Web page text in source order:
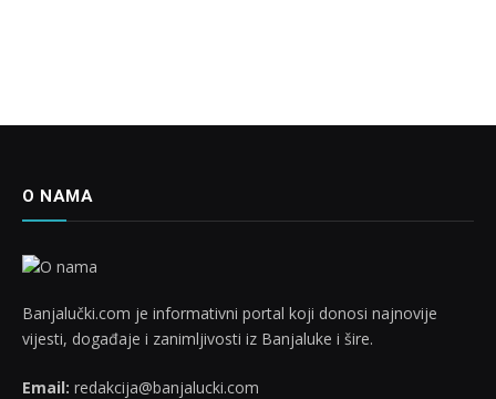
O NAMA
Banjalučki.com je informativni portal koji donosi najnovije
vijesti, događaje i zanimljivosti iz Banjaluke i šire.
Email: redakcija@banjalucki.com